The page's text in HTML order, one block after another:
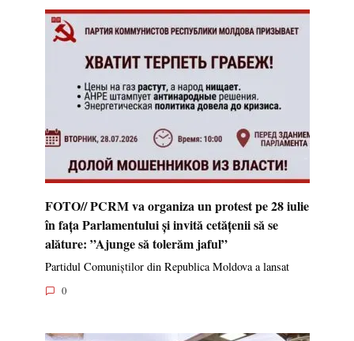
FOTO// PCRM va organiza un protest pe 28 iulie
în fața Parlamentului și invită cetățenii să se
alăture: ”Ajunge să tolerăm jaful”
Partidul Comuniștilor din Republica Moldova a lansat
0